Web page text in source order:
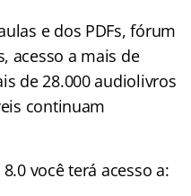
e dos PDFs, fórum
acesso a mais de
de 28.000 audiolivros
continuam
você terá acesso a: